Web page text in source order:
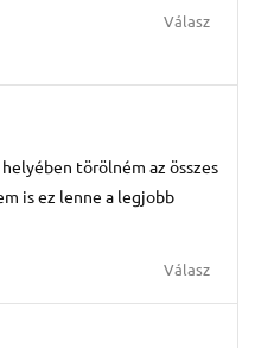
Válasz
törölném az összes
is ez lenne a legjobb
Válasz